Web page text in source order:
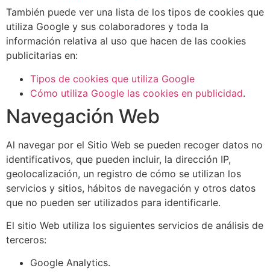
También puede ver una lista de los tipos de cookies que
utiliza Google y sus colaboradores y toda la
información relativa al uso que hacen de las cookies
publicitarias en:
Tipos de cookies que utiliza Google
Cómo utiliza Google las cookies en publicidad.
Navegación Web
Al navegar por el Sitio Web se pueden recoger datos no
identificativos, que pueden incluir, la dirección IP,
geolocalización, un registro de cómo se utilizan los
servicios y sitios, hábitos de navegación y otros datos
que no pueden ser utilizados para identificarle.
El sitio Web utiliza los siguientes servicios de análisis de
terceros:
Google Analytics.